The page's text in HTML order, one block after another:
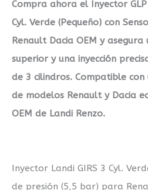
Compra ahora el Inyector GLP
Cyl. Verde (Pequeño) con
Renault Dacia OEM y
superior y una inyección
de 3 cilindros. Compatible
de modelos Renault y Dacia
OEM de Landi Renzo.
Inyector Landi GIRS 3 Cyl.
de presión (5,5 bar) para